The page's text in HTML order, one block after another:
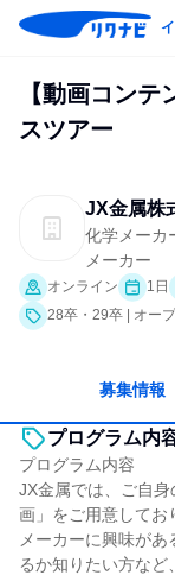
【動画コン
スツアー
JX金属株
化学メーカ
メーカー
オンライン 1日
28卒・29卒 | オー
募集情報
プログラム内
プログラム内容
JX金属では、ご自
画」をご用意してお
メーカーに興味が
るか知りたい方な